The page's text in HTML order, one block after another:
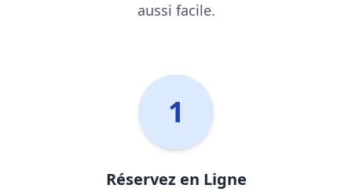
aussi facile.
1
Réservez en Ligne